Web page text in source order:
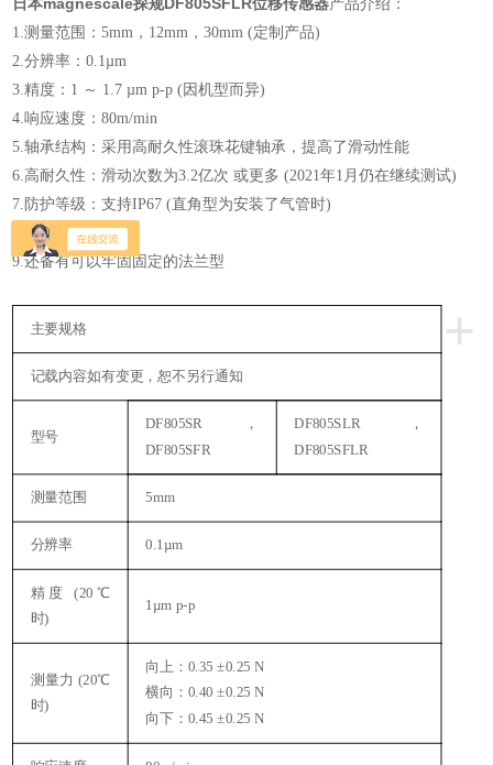
日本magnescale探规DF805SFLR位移传感器产品介绍：
1.测量范围：5mm，12mm，30mm (定制产品)
2.分辨率：0.1µm
3.精度：1 ～ 1.7 µm p-p (因机型而异)
4.响应速度：80m/min
5.轴承结构：采用高耐久性滚珠花键轴承，提高了滑动性能
6.高耐久性：滑动次数为3.2亿次 或更多 (2021年1月仍在继续测试)
7.防护等级：支持IP67 (直角型为安装了气管时)
8.内置原点
9.还备有可以牢固固定的法兰型
+
主要规格
记载内容如有变更，恕不另行通知
型号
DF805SR，
DF805SFR
DF805SLR，
DF805SFLR
测量范围 5mm
分辨率 0.1µm
精度 (20℃
时)
1µm p-p
测量力 (20℃
时)
向上：0.35 ±0.25 N
横向：0.40 ±0.25 N
向下：0.45 ±0.25 N